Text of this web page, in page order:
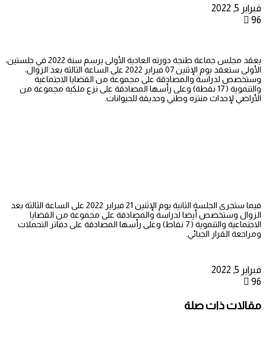
فبراير 5, 2022
96
يعقد مجلس جماعة طنجة دورته العادية الأولى برسم سنة 2022 في جلستين،
الأولى ستعقد يوم الإثنين 07 فبراير 2022 على الساعة الثالثة بعد الزوال،
وستخصص لدراسة والمصادقة على مجموعة من القضايا الاجتماعية
والتنموية ( 17 نقطة) وعلى رأسها المصادقة على نزع ملكية مجموعة من
الأراضي لإحداث منتزه وطني وحديقة للحيوانات.
فيما ستجرى الجلسة الثانية يوم الإثنين 21 فبراير 2022 على الساعة الثالثة بعد
الزوال وستخصص أيضا لدراسة والمصادقة على مجموعة من القضايا
الاجتماعية والتنموية ( 7 نقاط) وعلى رأسها المصادقة على دفاتر التحملات
ومراجعة القرار الجبائي.
فبراير 5, 2022
96
مقالات ذات صلة